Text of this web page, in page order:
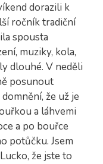
dorazili k
ročník tradiční
spousta
muziky, kola,
dlouhé. V neděli
posunout
že už je
a láhvemi
a po bouřce
potůčku. Jsem
že jste to